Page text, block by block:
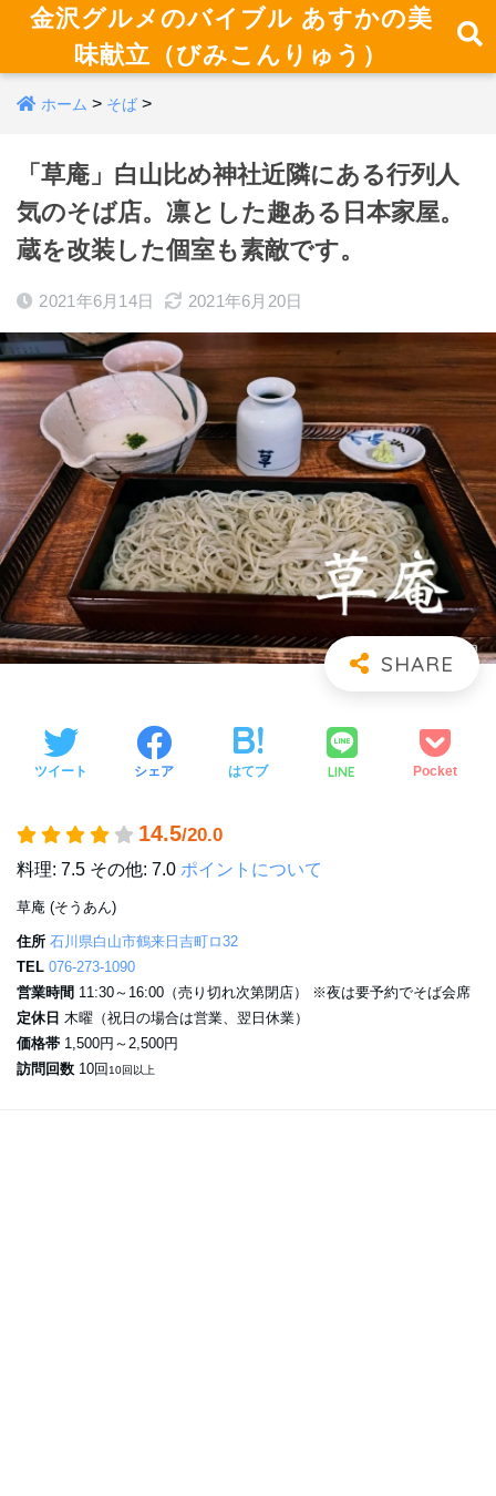
金沢グルメのバイブル あすかの美
味献立（びみこんりゅう）
ホーム > そば >
「草庵」白山比め神社近隣にある行列人
気のそば店。凛とした趣ある日本家屋。
蔵を改装した個室も素敵です。
2021年6月14日 2021年6月20日
ツイート シェア はてブ LINE Pocket
14.5/20.0
料理: 7.5 その他: 7.0 ポイントについて
草庵 (そうあん)
住所 石川県白山市鶴来日吉町ロ32
TEL 076-273-1090
営業時間 11:30～16:00（売り切れ次第閉店） ※夜は要予約でそば会席
定休日 木曜（祝日の場合は営業、翌日休業）
価格帯 1,500円～2,500円
訪問回数 10回 10回以上